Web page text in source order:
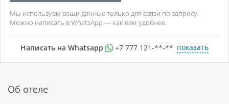
Мы используем ваши данные только для связи по запросу.
Можно написать в WhatsApp — как вам удобнее.
Написать на Whatsapp +7 777 121-**-** показать
Об отеле